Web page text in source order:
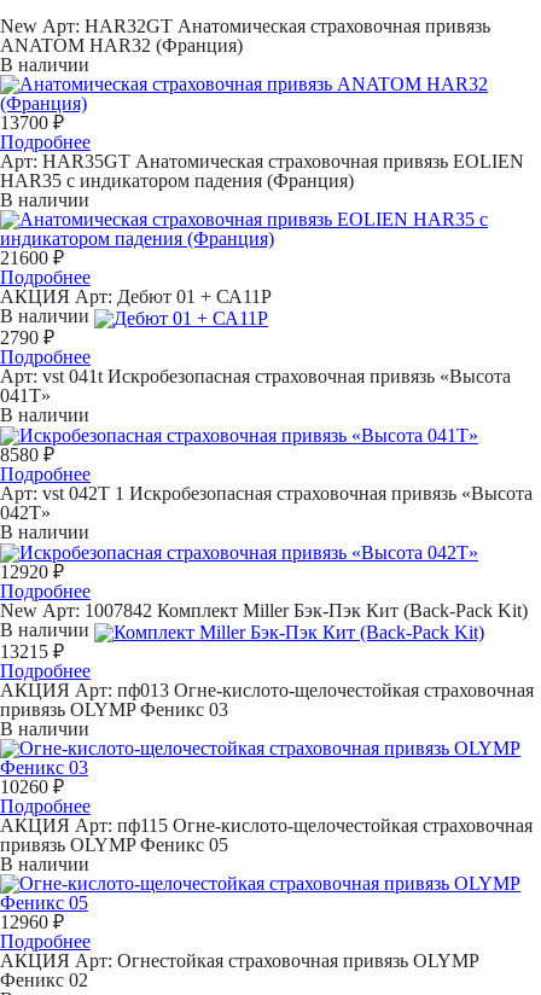
New Арт: HAR32GT Анатомическая страховочная привязь
ANATOM HAR32 (Франция)
В наличии
13700 ₽
Подробнее
Арт: HAR35GT Анатомическая страховочная привязь EOLIEN
HAR35 с индикатором падения (Франция)
В наличии
21600 ₽
Подробнее
АКЦИЯ Арт: Дебют 01 + СА11Р
В наличии
2790 ₽
Подробнее
Арт: vst 041t Искробезопасная страховочная привязь «Высота
041T»
В наличии
8580 ₽
Подробнее
Арт: vst 042T 1 Искробезопасная страховочная привязь «Высота
042T»
В наличии
12920 ₽
Подробнее
New Арт: 1007842 Комплект Miller Бэк-Пэк Кит (Back-Pack Kit)
В наличии
13215 ₽
Подробнее
АКЦИЯ Арт: пф013 Огне-кислото-щелочестойкая страховочная
привязь OLYMP Феникс 03
В наличии
10260 ₽
Подробнее
АКЦИЯ Арт: пф115 Огне-кислото-щелочестойкая страховочная
привязь OLYMP Феникс 05
В наличии
12960 ₽
Подробнее
АКЦИЯ Арт: Огнестойкая страховочная привязь OLYMP
Феникс 02